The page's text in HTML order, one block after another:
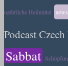
natürliche Heilmittel
Podcast Czech
Sabbat